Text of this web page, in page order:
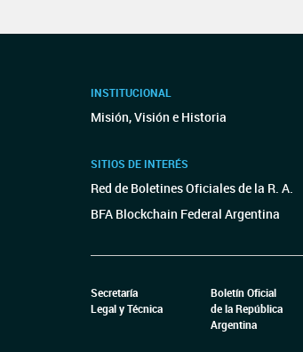
INSTITUCIONAL
Misión, Visión e Historia
SITIOS DE INTERÉS
Red de Boletines Oficiales de la R. A.
BFA Blockchain Federal Argentina
Secretaría
Legal y Técnica
Boletín Oficial
de la República
Argentina